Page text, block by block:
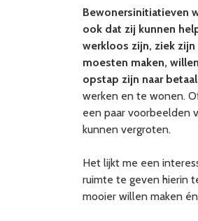
Bewonersinitiatieven
ook dat zij kunnen
werkloos zijn, ziek
moesten maken,
opstap zijn naar
werken en te wonen.
een paar voorbeelden
kunnen vergroten.
Het lijkt me een
ruimte te geven hierin
mooier willen maken